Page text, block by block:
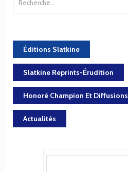
Éditions Slatkine
Slatkine Reprints-Érudition
Honoré Champion Et Diffusions
Actualités